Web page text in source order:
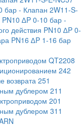
бар - Клапан 2W11-S-
PN10 ∆P 0-10 бар -
действия PN10 ∆P 0-
PN16 ∆P 1-16 бар
QT2208
242
возврата 251
дублером 211
201
дублером 311